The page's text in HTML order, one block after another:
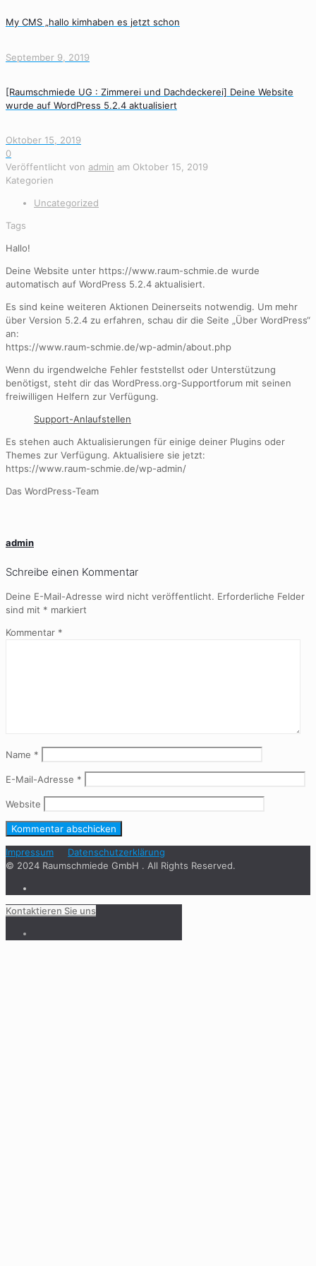
My CMS „hallo kimhaben es jetzt schon
September 9, 2019
[Raumschmiede UG : Zimmerei und Dachdeckerei] Deine Website
wurde auf WordPress 5.2.4 aktualisiert
Oktober 15, 2019
0
Veröffentlicht von admin am Oktober 15, 2019
Kategorien
Uncategorized
Tags
Hallo!
Deine Website unter https://www.raum-schmie.de wurde
automatisch auf WordPress 5.2.4 aktualisiert.
Es sind keine weiteren Aktionen Deinerseits notwendig. Um mehr
über Version 5.2.4 zu erfahren, schau dir die Seite „Über WordPress“
an:
https://www.raum-schmie.de/wp-admin/about.php
Wenn du irgendwelche Fehler feststellst oder Unterstützung
benötigst, steht dir das WordPress.org-Supportforum mit seinen
freiwilligen Helfern zur Verfügung.
Support-Anlaufstellen
Es stehen auch Aktualisierungen für einige deiner Plugins oder
Themes zur Verfügung. Aktualisiere sie jetzt:
https://www.raum-schmie.de/wp-admin/
Das WordPress-Team
admin
Schreibe einen Kommentar
Deine E-Mail-Adresse wird nicht veröffentlicht. Erforderliche Felder
sind mit * markiert
Kommentar *
Name *
E-Mail-Adresse *
Website
Impressum
Datenschutzerklärung
© 2024 Raumschmiede GmbH . All Rights Reserved.
Kontaktieren Sie uns